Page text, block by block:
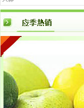
冬瓜
豆芽绿豆
荷兰豆
红菜苔
红尖椒
红椒
红薯
胡萝卜
瓠子